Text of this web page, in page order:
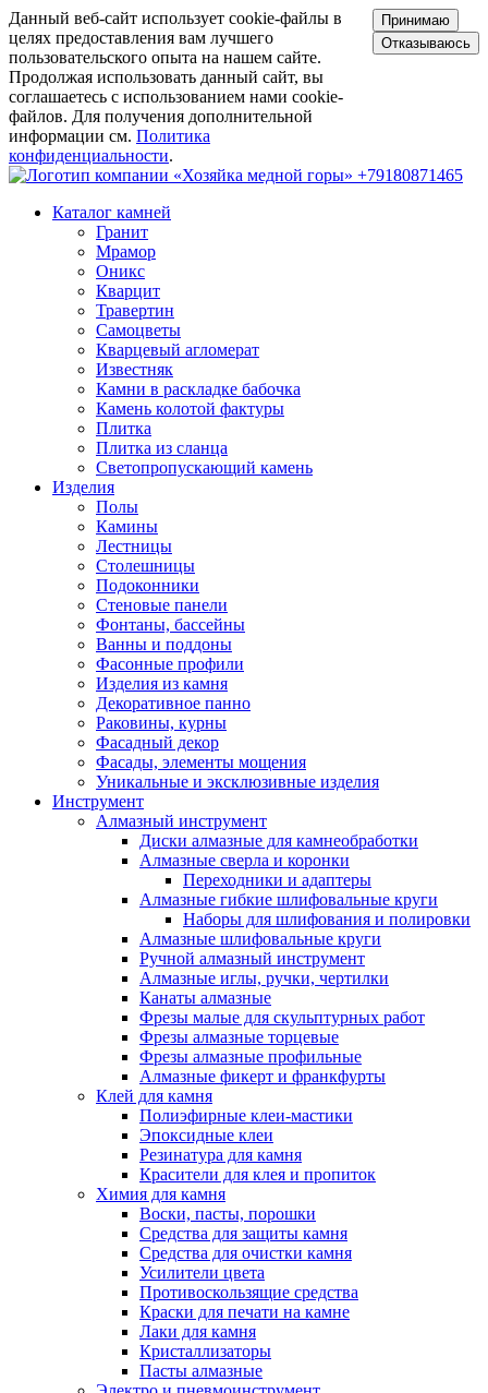
Данный веб-сайт использует cookie-файлы в
целях предоставления вам лучшего
пользовательского опыта на нашем сайте.
Продолжая использовать данный сайт, вы
соглашаетесь с использованием нами cookie-
файлов. Для получения дополнительной
информации см. Политика
конфиденциальности.
Принимаю
Отказываюсь
+79180871465
Каталог камней
Гранит
Мрамор
Оникс
Кварцит
Травертин
Самоцветы
Кварцевый агломерат
Известняк
Камни в раскладке бабочка
Камень колотой фактуры
Плитка
Плитка из сланца
Светопропускающий камень
Изделия
Полы
Камины
Лестницы
Столешницы
Подоконники
Стеновые панели
Фонтаны, бассейны
Ванны и поддоны
Фасонные профили
Изделия из камня
Декоративное панно
Раковины, курны
Фасадный декор
Фасады, элементы мощения
Уникальные и эксклюзивные изделия
Инструмент
Алмазный инструмент
Диски алмазные для камнеобработки
Алмазные сверла и коронки
Переходники и адаптеры
Алмазные гибкие шлифовальные круги
Наборы для шлифования и полировки
Алмазные шлифовальные круги
Ручной алмазный инструмент
Алмазные иглы, ручки, чертилки
Канаты алмазные
Фрезы малые для скульптурных работ
Фрезы алмазные торцевые
Фрезы алмазные профильные
Алмазные фикерт и франкфурты
Клей для камня
Полиэфирные клеи-мастики
Эпоксидные клеи
Резинатура для камня
Красители для клея и пропиток
Химия для камня
Воски, пасты, порошки
Средства для защиты камня
Средства для очистки камня
Усилители цвета
Противоскользящие средства
Краски для печати на камне
Лаки для камня
Кристаллизаторы
Пасты алмазные